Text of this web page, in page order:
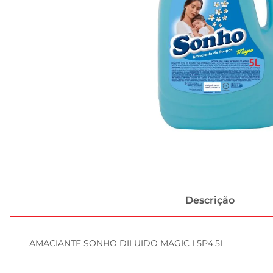
Descrição
AMACIANTE SONHO DILUIDO MAGIC L5P4.5L